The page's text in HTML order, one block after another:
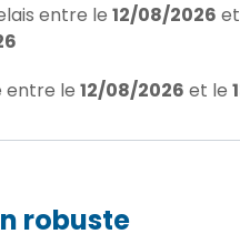
entre le 12/08/2026
entre le 12/08/2026 et le
robuste